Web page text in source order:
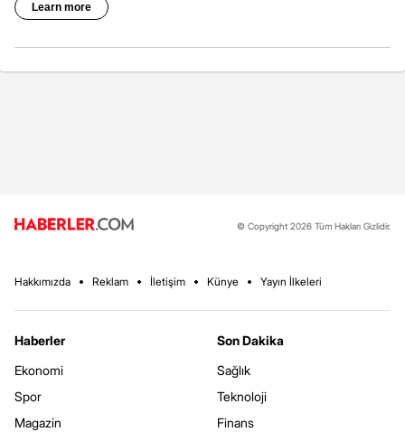
© Copyright 2026 Tüm Hakları Gizlidir.
Hakkımızda Reklam İletişim Künye Yayın İlkeleri
Haberler
Ekonomi
Spor
Magazin
Son Dakika
Sağlık
Teknoloji
Finans